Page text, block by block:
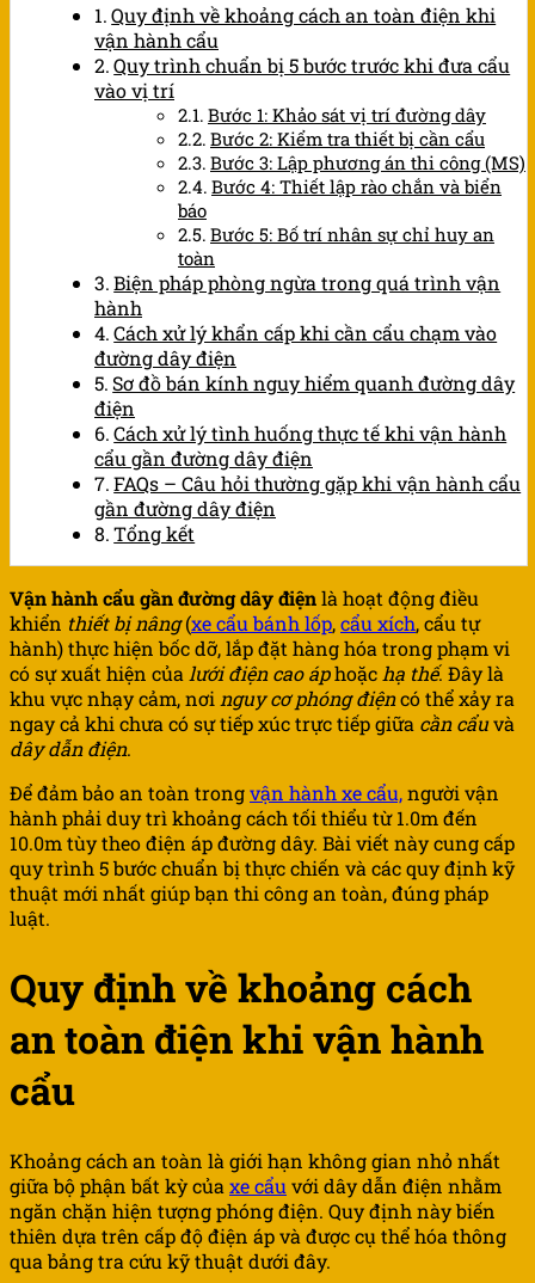
Quy định về khoảng cách an toàn điện khi
vận hành cẩu
Quy trình chuẩn bị 5 bước trước khi đưa cẩu
vào vị trí
Bước 1: Khảo sát vị trí đường dây
Bước 2: Kiểm tra thiết bị cần cẩu
Bước 3: Lập phương án thi công (MS)
Bước 4: Thiết lập rào chắn và biển
báo
Bước 5: Bố trí nhân sự chỉ huy an
toàn
Biện pháp phòng ngừa trong quá trình vận
hành
Cách xử lý khẩn cấp khi cần cẩu chạm vào
đường dây điện
Sơ đồ bán kính nguy hiểm quanh đường dây
điện
Cách xử lý tình huống thực tế khi vận hành
cẩu gần đường dây điện
FAQs – Câu hỏi thường gặp khi vận hành cẩu
gần đường dây điện
Tổng kết
Vận hành cẩu gần đường dây điệnlà hoạt động điều
khiển thiết bị nâng(xe cẩu bánh lốp,cẩu xích, cẩu tự
hành) thực hiện bốc dỡ, lắp đặt hàng hóa trong phạm vi
có sự xuất hiện của lưới điện cao áphoặc hạ thế. Đây là
khu vực nhạy cảm, nơi nguy cơ phóng điệncó thể xảy ra
ngay cả khi chưa có sự tiếp xúc trực tiếp giữa cần cẩuvà
dây dẫn điện.
Để đảm bảo an toàn trongvận hành xe cẩu,người vận
hành phải duy trì khoảng cách tối thiểu từ 1.0m đến
10.0m tùy theo điện áp đường dây. Bài viết này cung cấp
quy trình 5 bước chuẩn bị thực chiến và các quy định kỹ
thuật mới nhất giúp bạn thi công an toàn, đúng pháp
luật.
Quy định về khoảng cách
an toàn điện khi vận hành
cẩu
Khoảng cách an toàn là giới hạn không gian nhỏ nhất
giữa bộ phận bất kỳ của xe cẩu với dây dẫn điện nhằm
ngăn chặn hiện tượng phóng điện. Quy định này biến
thiên dựa trên cấp độ điện áp và được cụ thể hóa thông
qua bảng tra cứu kỹ thuật dưới đây.